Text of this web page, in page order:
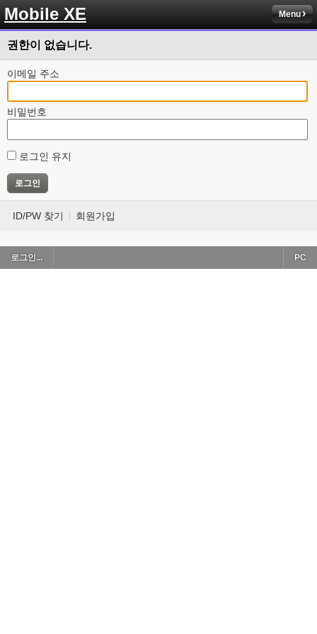
Mobile XE Menu
권한이 없습니다.
이메일 주소
비밀번호
로그인 유지
ID/PW 찾기 회원가입
로그인... PC